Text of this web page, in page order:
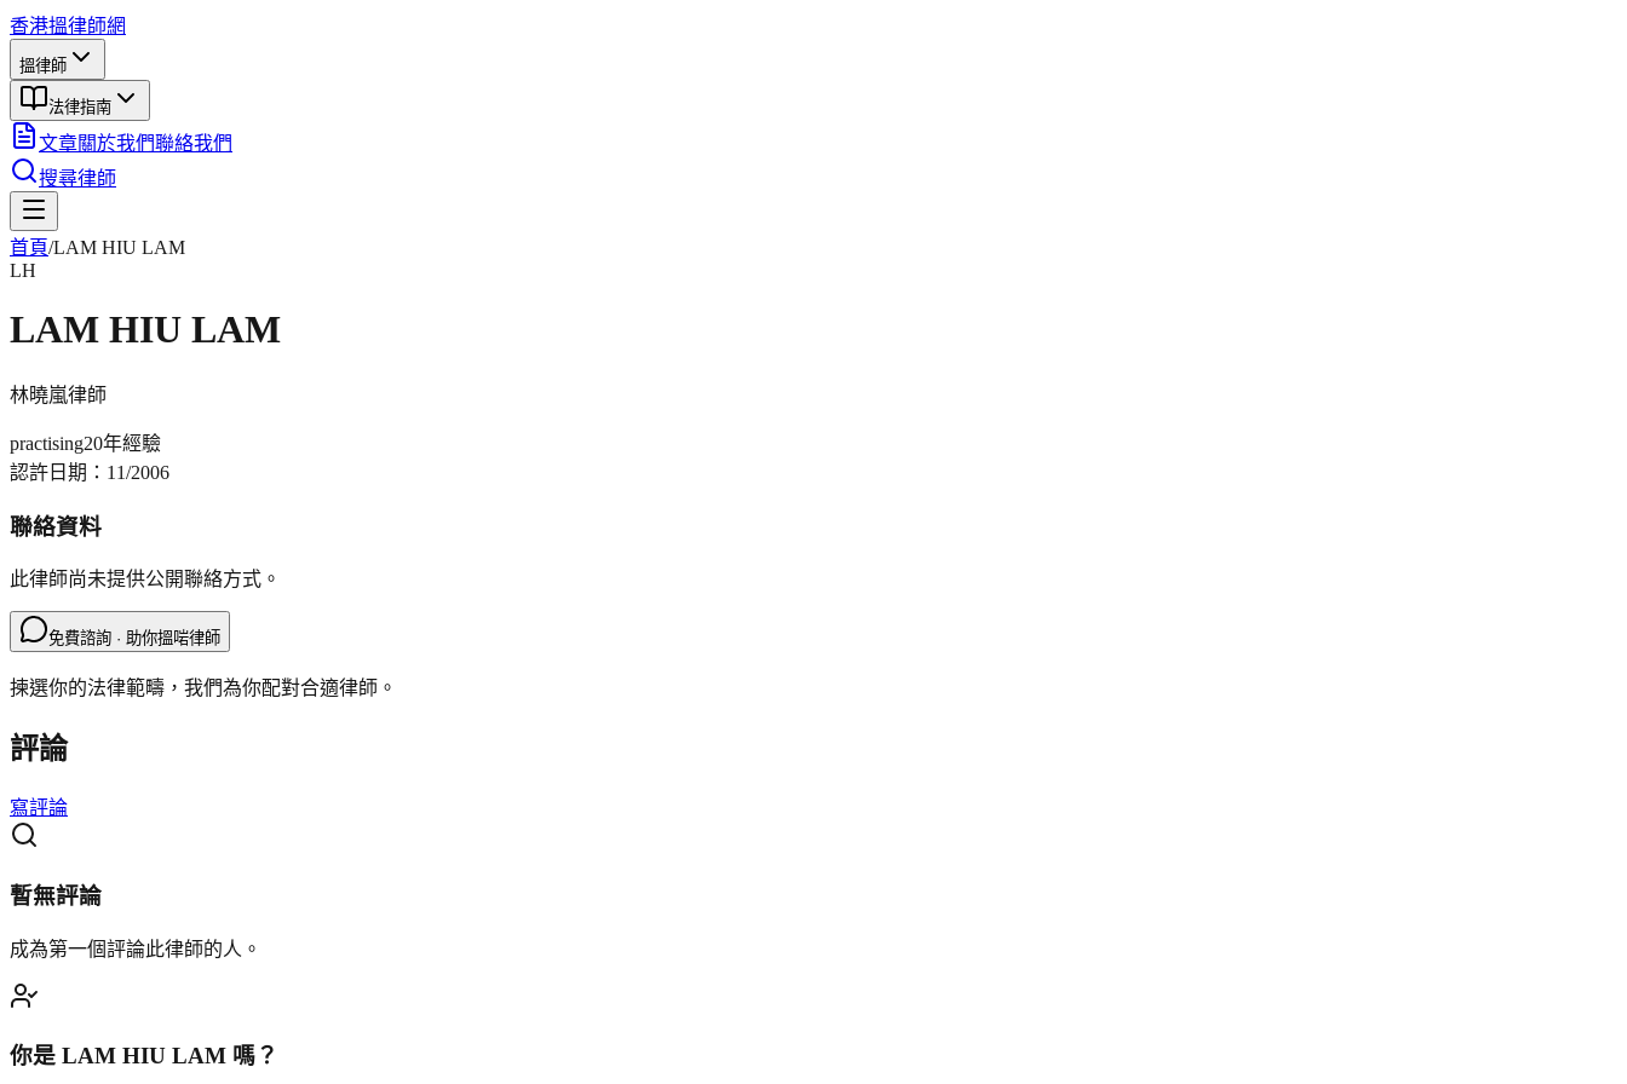
香港搵律師網
搵律師
法律指南
文章關於我們聯絡我們
搜尋律師
首頁/LAM HIU LAM
LH
LAM HIU LAM
林曉嵐律師
practising20年經驗
認許日期： 11/2006
聯絡資料
此律師尚未提供公開聯絡方式。
免費諮詢 · 助你搵啱律師
揀選你的法律範疇，我們為你配對合適律師。
評論
寫評論
暫無評論
成為第一個評論此律師的人。
你是 LAM HIU LAM 嗎？